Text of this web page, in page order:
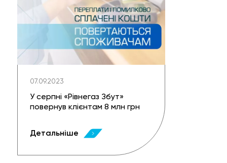
07.09.2023
У серпні «Рівнегаз Збут»
повернув клієнтам 8 млн грн
Детальніше